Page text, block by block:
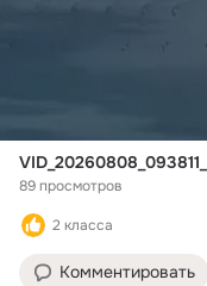
89 просмотров
2 класса
Комментировать